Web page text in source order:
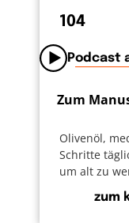
104
Podcast
Zum
Olivenöl,
Schritte
um alt zu
zum